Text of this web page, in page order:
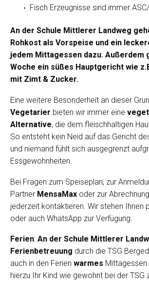
Fisch Erzeugnisse sind immer
An der Schule Mittlerer Landweg
Rohkost als Vorspeise und ein
jedem Mittagessen dazu. Außerdem
Woche ein süßes Hauptgericht wie
mit Zimt & Zucker.
Eine weitere Besonderheit an dieser
Vegetarier bieten wir immer eine
Alternative, die dem fleischhaltigen
So entsteht kein Neid auf das Gericht
und niemand fühlt sich ausgegrenzt
Essgewohnheiten.
Bei Fragen zum Speiseplan, zur
Partner MensaMax oder zur
jederzeit kontaktieren. Wir stehen Ihnen
oder auch WhatsApp zur Verfügung.
Ferien: An der Schule Mittlerer
Ferienbetreuung durch die TSG
auch in den Ferien warmes
hierzu Ihr Kind wie gewohnt bei der TSG